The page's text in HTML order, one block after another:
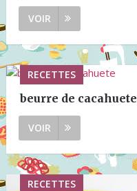
VOIR
RECETTES
beurre de cacahuete
VOIR
RECETTES